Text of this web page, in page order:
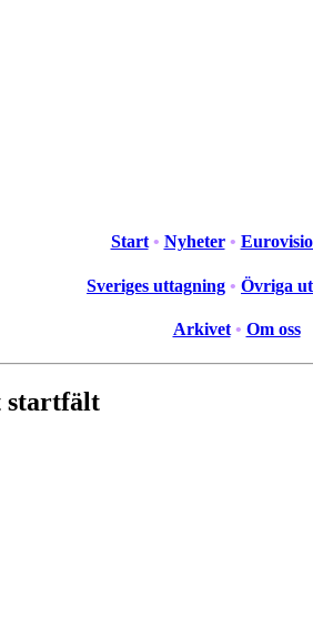
Start • Nyheter •
Sveriges uttagning • Övriga
Arkivet • Om oss
startfält